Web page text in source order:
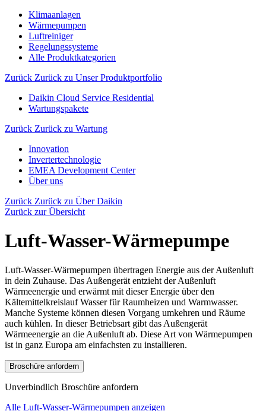
Klimaanlagen
Wärmepumpen
Luftreiniger
Regelungssysteme
Alle Produktkategorien
Zurück Zurück zu Unser Produktportfolio
Daikin Cloud Service Residential
Wartungspakete
Zurück Zurück zu Wartung
Innovation
Invertertechnologie
EMEA Development Center
Über uns
Zurück Zurück zu Über Daikin
Zurück zur Übersicht
Luft-Wasser-Wärmepumpe
Luft-Wasser-Wärmepumpen übertragen Energie aus der Außenluft
in dein Zuhause. Das Außengerät entzieht der Außenluft
Wärmeenergie und erwärmt mit dieser Energie über den
Kältemittelkreislauf Wasser für Raumheizen und Warmwasser.
Manche Systeme können diesen Vorgang umkehren und Räume
auch kühlen. In dieser Betriebsart gibt das Außengerät
Wärmeenergie an die Außenluft ab. Diese Art von Wärmepumpen
ist in ganz Europa am einfachsten zu installieren.
Broschüre anfordern
Unverbindlich Broschüre anfordern
Alle Luft-Wasser-Wärmepumpen anzeigen